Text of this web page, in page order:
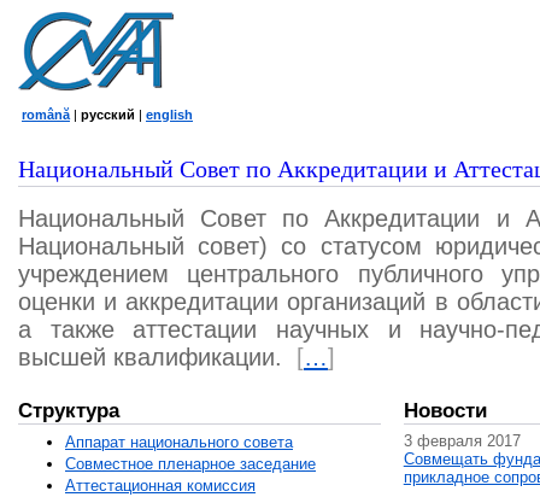
română | русский | english
Национальный Совет по Аккредитации и
Национальный Совет по Аккредитации и
Национальный совет) со статусом
учреждением центрального публичного
оценки и аккредитации организаций в
а также аттестации научных и научно-
высшей квалификации.
[…]
Структура
Аппарат национального совета
Совместное пленарное заседание
Аттестационная комисcия
Новости
3 февраля 2017
Совмещать
прикладное